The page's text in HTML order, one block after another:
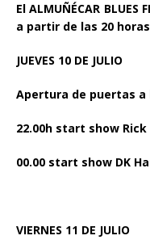
El ALMUÑÉCAR
a partir de las 20
JUEVES 10 DE JULIO
Apertura de puertas a
22.00h start show
00.00 start show DK
VIERNES 11 DE JULIO